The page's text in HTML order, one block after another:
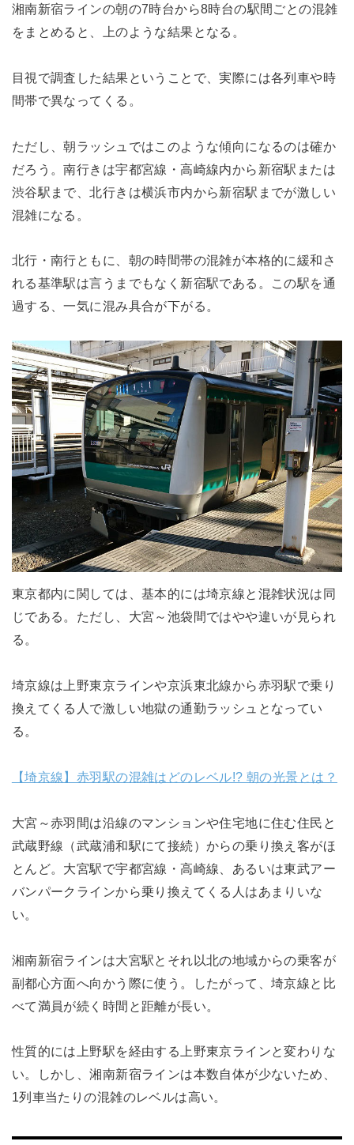
湘南新宿ラインの朝の7時台から8時台の駅間ごとの混雑
をまとめると、上のような結果となる。
目視で調査した結果ということで、実際には各列車や時
間帯で異なってくる。
ただし、朝ラッシュではこのような傾向になるのは確か
だろう。南行きは宇都宮線・高崎線内から新宿駅または
渋谷駅まで、北行きは横浜市内から新宿駅までが激しい
混雑になる。
北行・南行ともに、朝の時間帯の混雑が本格的に緩和さ
れる基準駅は言うまでもなく新宿駅である。この駅を通
過する、一気に混み具合が下がる。
東京都内に関しては、基本的には埼京線と混雑状況は同
じである。ただし、大宮～池袋間ではやや違いが見られ
る。
埼京線は上野東京ラインや京浜東北線から赤羽駅で乗り
換えてくる人で激しい地獄の通勤ラッシュとなってい
る。
【埼京線】赤羽駅の混雑はどのレベル!? 朝の光景とは？
大宮～赤羽間は沿線のマンションや住宅地に住む住民と
武蔵野線（武蔵浦和駅にて接続）からの乗り換え客がほ
とんど。大宮駅で宇都宮線・高崎線、あるいは東武アー
バンパークラインから乗り換えてくる人はあまりいな
い。
湘南新宿ラインは大宮駅とそれ以北の地域からの乗客が
副都心方面へ向かう際に使う。したがって、埼京線と比
べて満員が続く時間と距離が長い。
性質的には上野駅を経由する上野東京ラインと変わりな
い。しかし、湘南新宿ラインは本数自体が少ないため、
1列車当たりの混雑のレベルは高い。